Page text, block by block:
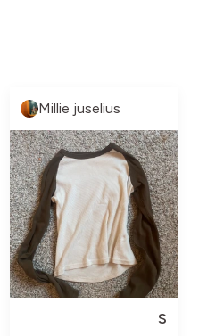
Millie juselius
S